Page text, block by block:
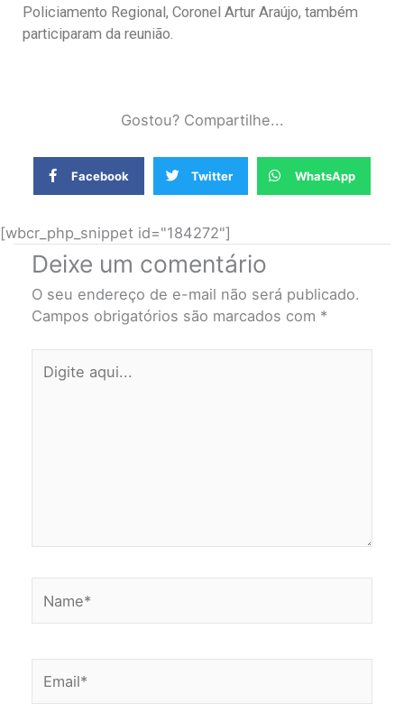
Policiamento Regional, Coronel Artur Araújo, também
participaram da reunião.
Gostou? Compartilhe...
Facebook Twitter WhatsApp
[wbcr_php_snippet id="184272"]
Deixe um comentário
O seu endereço de e-mail não será publicado.
Campos obrigatórios são marcados com *
aqui...